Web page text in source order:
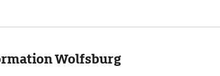
Wolfsburg